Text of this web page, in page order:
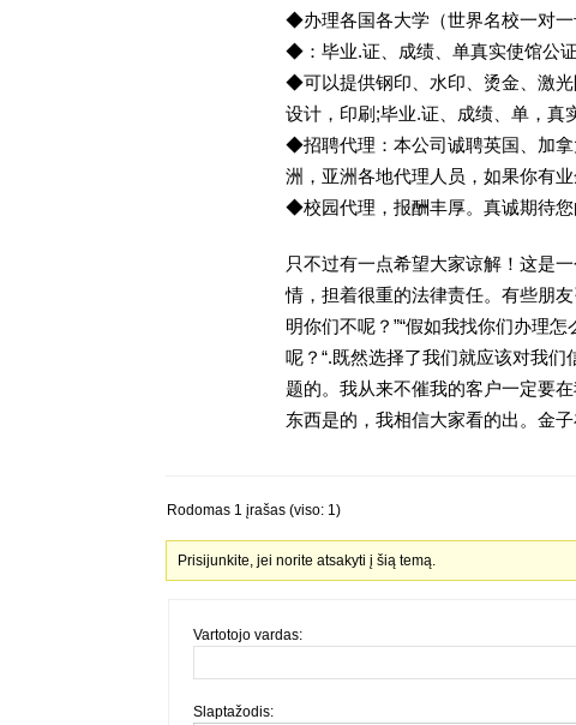
◆办理各国各大学（世界名校一对
◆：毕业.证、成绩、单真实使馆公
◆可以提供钢印、水印、烫金、激光
设计，印刷;毕业.证、成绩、单，真
◆招聘代理：本公司诚聘英国、加
洲，亚洲各地代理人员，如果你有
◆校园代理，报酬丰厚。真诚期待您
只不过有一点希望大家谅解！这是
情，担着很重的法律责任。有些朋
明你们不呢？”“假如我找你们办理
呢？“.既然选择了我们就应该对我
题的。我从来不催我的客户一定要
东西是的，我相信大家看的出。金
Rodomas 1 įrašas (viso: 1)
Prisijunkite, jei norite atsakyti į šią temą.
Vartotojo vardas:
Slaptažodis: